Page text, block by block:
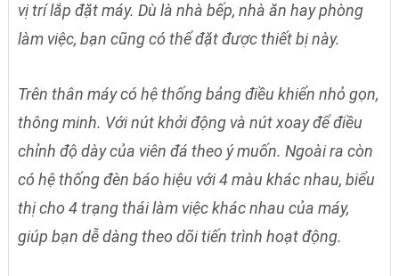
vị trí lắp đặt máy. Dù là nhà bếp, nhà ăn hay phòng
làm việc, bạn cũng có thể đặt được thiết bị này.
Trên thân máy có hệ thống bảng điều khiển nhỏ gọn,
thông minh. Với nút khởi động và nút xoay để điều
chỉnh độ dày của viên đá theo ý muốn. Ngoài ra còn
có hệ thống đèn báo hiệu với 4 màu khác nhau, biểu
thị cho 4 trạng thái làm việc khác nhau của máy,
giúp bạn dễ dàng theo dõi tiến trình hoạt động.